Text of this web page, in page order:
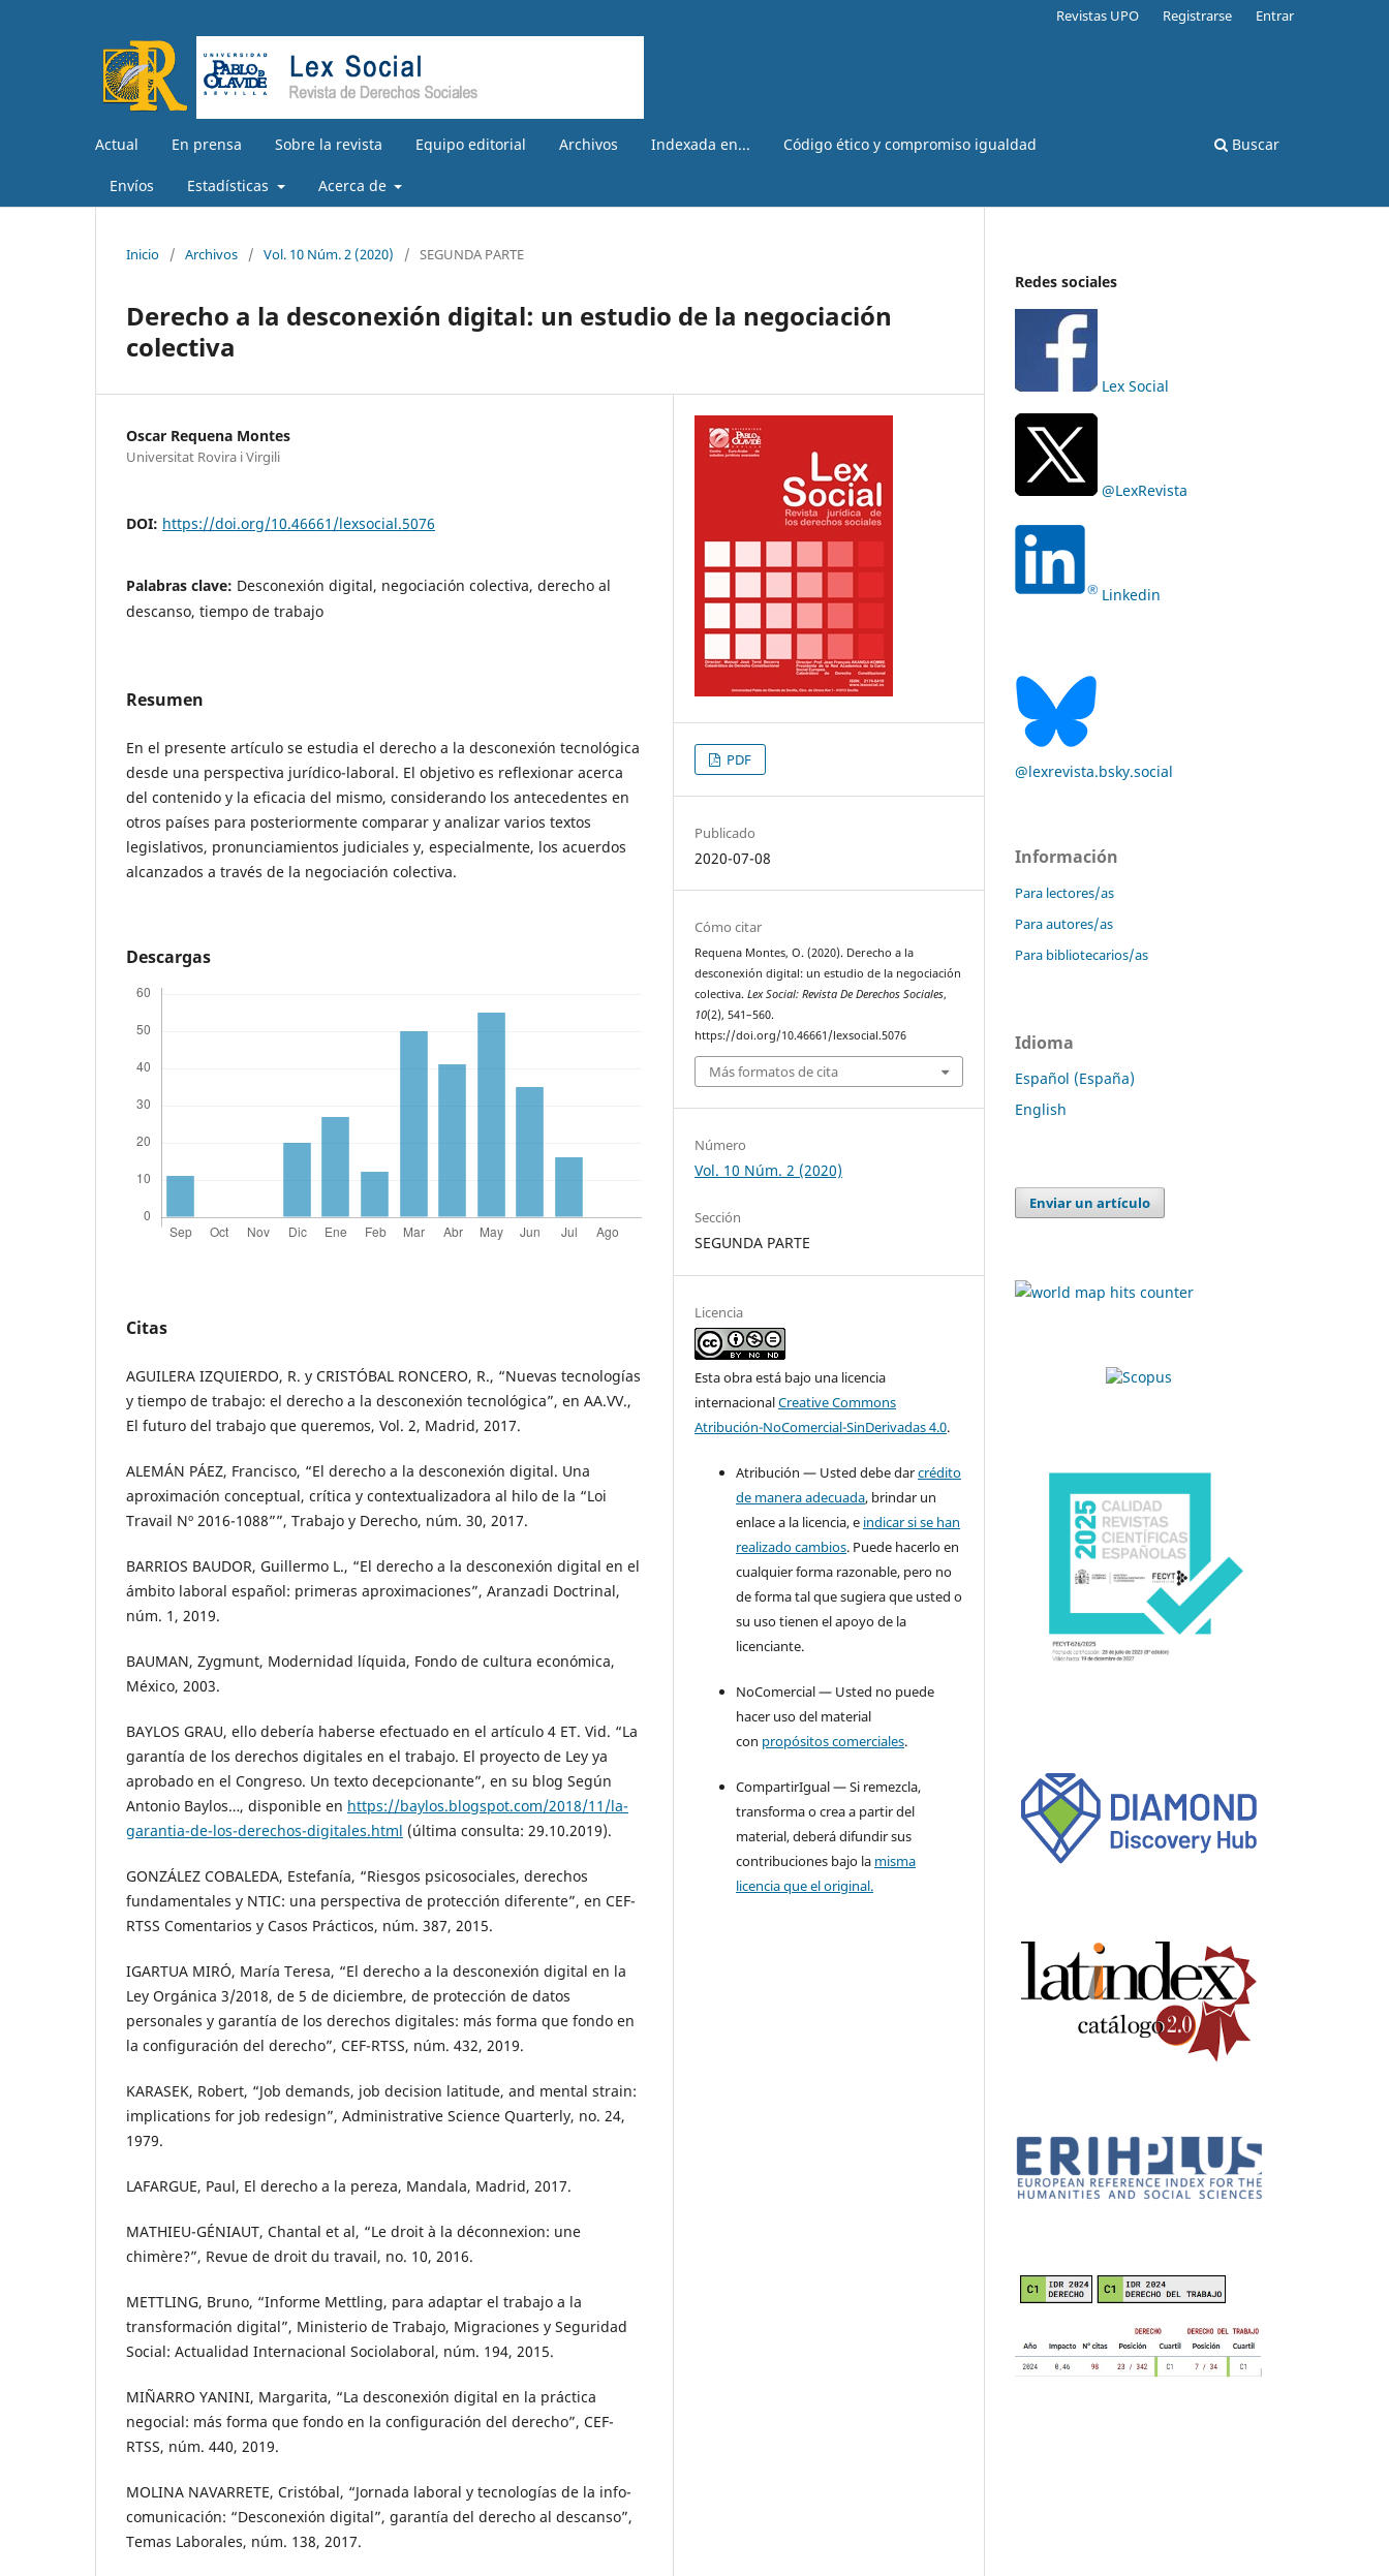
Actual En prensa Sobre la revista Equipo editorial Archivos Indexada en... Código ético y compromiso igualdad
Envíos Estadísticas Acerca de
Buscar
Revistas UPO Registrarse Entrar
Inicio / Archivos / Vol. 10 Núm. 2 (2020) / SEGUNDA PARTE
Derecho a la desconexión digital: un estudio de la negociación
colectiva
Oscar Requena Montes
Universitat Rovira i Virgili
DOI: https://doi.org/10.46661/lexsocial.5076
Palabras clave: Desconexión digital, negociación colectiva, derecho al
descanso, tiempo de trabajo
Resumen
En el presente artículo se estudia el derecho a la desconexión tecnológica
desde una perspectiva jurídico-laboral. El objetivo es reflexionar acerca
del contenido y la eficacia del mismo, considerando los antecedentes en
otros países para posteriormente comparar y analizar varios textos
legislativos, pronunciamientos judiciales y, especialmente, los acuerdos
alcanzados a través de la negociación colectiva.
Descargas
Citas
AGUILERA IZQUIERDO, R. y CRISTÓBAL RONCERO, R., “Nuevas tecnologías
y tiempo de trabajo: el derecho a la desconexión tecnológica”, en AA.VV.,
El futuro del trabajo que queremos, Vol. 2, Madrid, 2017.
ALEMÁN PÁEZ, Francisco, “El derecho a la desconexión digital. Una
aproximación conceptual, crítica y contextualizadora al hilo de la “Loi
Travail Nº 2016-1088””, Trabajo y Derecho, núm. 30, 2017.
BARRIOS BAUDOR, Guillermo L., “El derecho a la desconexión digital en el
ámbito laboral español: primeras aproximaciones”, Aranzadi Doctrinal,
núm. 1, 2019.
BAUMAN, Zygmunt, Modernidad líquida, Fondo de cultura económica,
México, 2003.
BAYLOS GRAU, ello debería haberse efectuado en el artículo 4 ET. Vid. “La
garantía de los derechos digitales en el trabajo. El proyecto de Ley ya
aprobado en el Congreso. Un texto decepcionante”, en su blog Según
Antonio Baylos…, disponible en https://baylos.blogspot.com/2018/11/la-
garantia-de-los-derechos-digitales.html (última consulta: 29.10.2019).
GONZÁLEZ COBALEDA, Estefanía, “Riesgos psicosociales, derechos
fundamentales y NTIC: una perspectiva de protección diferente”, en CEF-
RTSS Comentarios y Casos Prácticos, núm. 387, 2015.
IGARTUA MIRÓ, María Teresa, “El derecho a la desconexión digital en la
Ley Orgánica 3/2018, de 5 de diciembre, de protección de datos
personales y garantía de los derechos digitales: más forma que fondo en
la configuración del derecho”, CEF-RTSS, núm. 432, 2019.
KARASEK, Robert, “Job demands, job decision latitude, and mental strain:
implications for job redesign”, Administrative Science Quarterly, no. 24,
1979.
LAFARGUE, Paul, El derecho a la pereza, Mandala, Madrid, 2017.
MATHIEU-GÉNIAUT, Chantal et al, “Le droit à la déconnexion: une
chimère?”, Revue de droit du travail, no. 10, 2016.
METTLING, Bruno, “Informe Mettling, para adaptar el trabajo a la
transformación digital”, Ministerio de Trabajo, Migraciones y Seguridad
Social: Actualidad Internacional Sociolaboral, núm. 194, 2015.
MIÑARRO YANINI, Margarita, “La desconexión digital en la práctica
negocial: más forma que fondo en la configuración del derecho”, CEF-
RTSS, núm. 440, 2019.
MOLINA NAVARRETE, Cristóbal, “Jornada laboral y tecnologías de la info-
comunicación: “Desconexión digital”, garantía del derecho al descanso”,
Temas Laborales, núm. 138, 2017.
PDF
Publicado
2020-07-08
Cómo citar
Requena Montes, O. (2020). Derecho a la
desconexión digital: un estudio de la negociación
colectiva.Lex Social: Revista De Derechos Sociales,
10(2), 541–560.
https://doi.org/10.46661/lexsocial.5076
Más formatos de cita
Número
Vol. 10 Núm. 2 (2020)
Sección
SEGUNDA PARTE
Licencia
Esta obra está bajo una licencia
internacionalCreative Commons
Atribución-NoComercial-SinDerivadas 4.0.
Atribución — Usted debe darcrédito
de manera adecuada, brindar un
enlace a la licencia, e indicar si se han
realizado cambios. Puede hacerlo en
cualquier forma razonable, pero no
de forma tal que sugiera que usted o
su uso tienen el apoyo de la
licenciante.
NoComercial — Usted no puede
hacer uso del material
con propósitos comerciales.
CompartirIgual — Si remezcla,
transforma o crea a partir del
material, deberá difundir sus
contribuciones bajo la misma
licencia que el original.
Redes sociales
Lex Social
@LexRevista
Linkedin
@lexrevista.bsky.social
Información
Para lectores/as
Para autores/as
Para bibliotecarios/as
Idioma
Español (España)
English
Enviar un artículo